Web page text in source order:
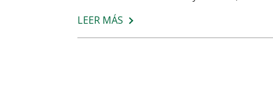
LEER MÁS SOBRE
ARTRITIS